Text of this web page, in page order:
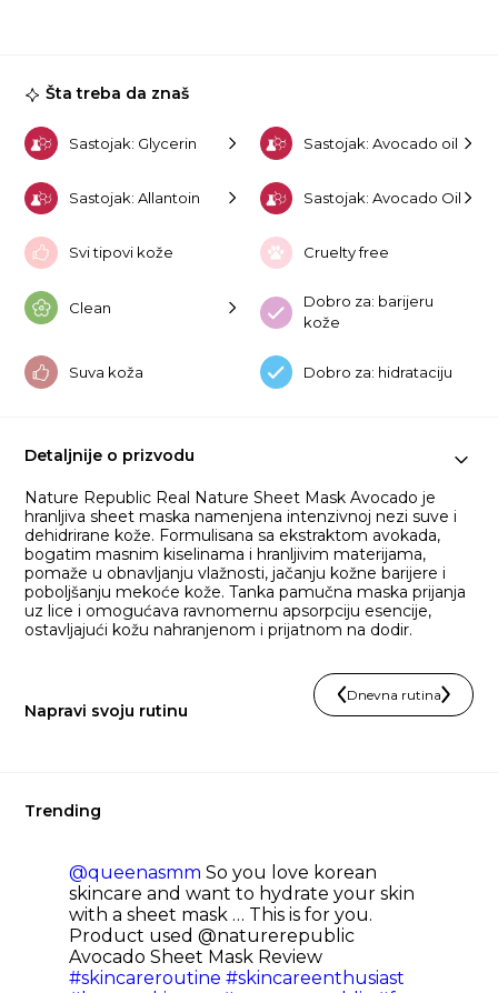
Šta treba da znaš
Sastojak: Glycerin Sastojak: Avocado oil
Sastojak: Allantoin Sastojak: Avocado Oil
Svi tipovi kože Cruelty free
Clean
Dobro za: barijeru
kože
Suva koža Dobro za: hidrataciju
Detaljnije o prizvodu
Nature Republic Real Nature Sheet Mask Avocado je
hranljiva sheet maska namenjena intenzivnoj nezi suve i
dehidrirane kože. Formulisana sa ekstraktom avokada,
bogatim masnim kiselinama i hranljivim materijama,
pomaže u obnavljanju vlažnosti, jačanju kožne barijere i
poboljšanju mekoće kože. Tanka pamučna maska prijanja
uz lice i omogućava ravnomernu apsorpciju esencije,
ostavljajući kožu nahranjenom i prijatnom na dodir.
Napravi svoju rutinu
Dnevna rutina
Trending
@queenasmm So you love korean
skincare and want to hydrate your skin
with a sheet mask … This is for you.
Product used @naturerepublic
Avocado Sheet Mask Review
#skincareroutine #skincareenthusiast